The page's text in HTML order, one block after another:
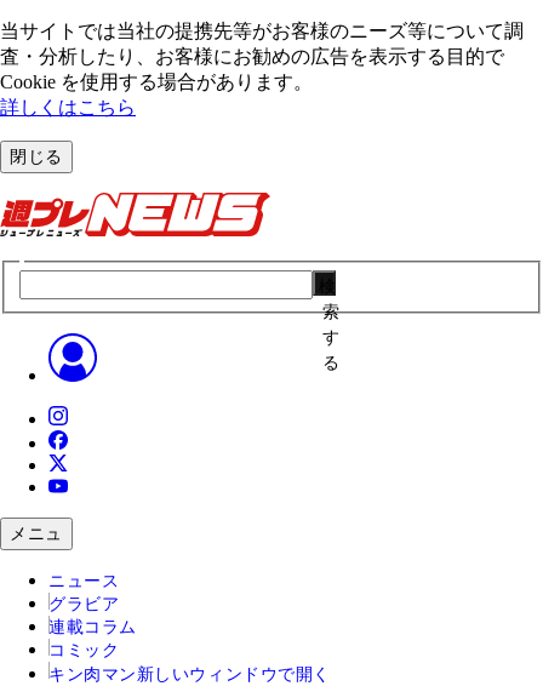
当サイトでは当社の提携先等がお客様のニーズ等について調
査・分析したり、お客様にお勧めの広告を表⽰する⽬的で
Cookie を使⽤する場合があります。
詳しくはこちら
閉じる
索
す
る
メニュ
ニュース
グラビア
連載コラム
コミック
キン肉マン 新しいウィンドウで開く